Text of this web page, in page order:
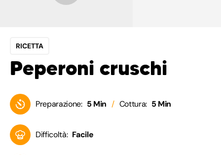
RICETTA
Peperoni cruschi
Preparazione: 5 Min Cottura: 5 Min
Difficoltà: Facile